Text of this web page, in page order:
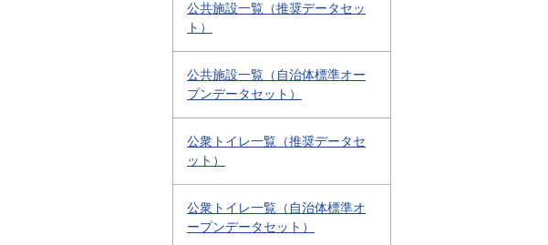
公共施設一覧（推奨データセッ
ト）
公共施設一覧（自治体標準オー
プンデータセット）
公衆トイレ一覧（推奨データセ
ット）
公衆トイレ一覧（自治体標準オ
ープンデータセット）